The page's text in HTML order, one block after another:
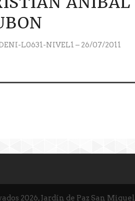
L0631-NIVEL1 – 26/07/2011
2026, Jardín de Paz San